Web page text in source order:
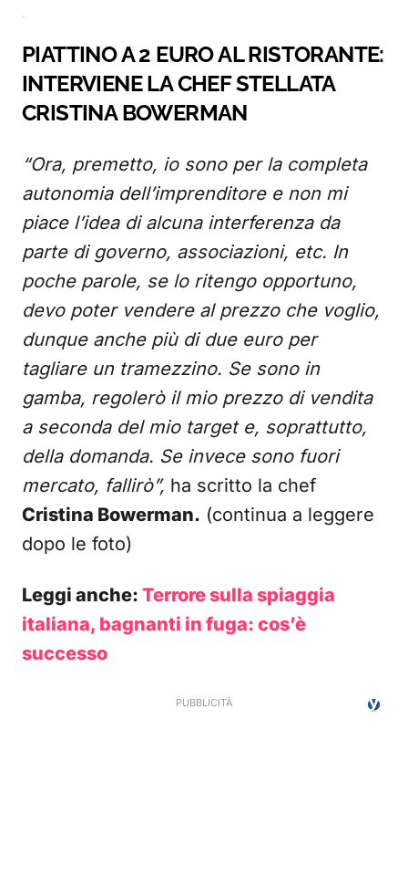
PIATTINO A 2 EURO AL RISTORANTE:
INTERVIENE LA CHEF STELLATA
CRISTINA BOWERMAN
“Ora, premetto, io sono per la completa
autonomia dell’imprenditore e non mi
piace l’idea di alcuna interferenza da
parte di governo, associazioni, etc. In
poche parole, se lo ritengo opportuno,
devo poter vendere al prezzo che voglio,
dunque anche più di due euro per
tagliare un tramezzino. Se sono in
gamba, regolerò il mio prezzo di vendita
a seconda del mio target e, soprattutto,
della domanda. Se invece sono fuori
mercato, fallirò”, ha scritto la chef
Cristina Bowerman. (continua a leggere
dopo le foto)
Leggi anche: Terrore sulla spiaggia
italiana, bagnanti in fuga: cos’è
successo